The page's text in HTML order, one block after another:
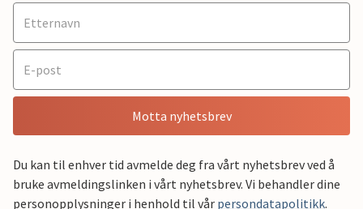
Motta nyhetsbrev
Du kan til enhver tid avmelde deg fra vårt nyhetsbrev ved å
bruke avmeldingslinken i vårt nyhetsbrev. Vi behandler dine
personopplysninger i henhold til vår persondatapolitikk.